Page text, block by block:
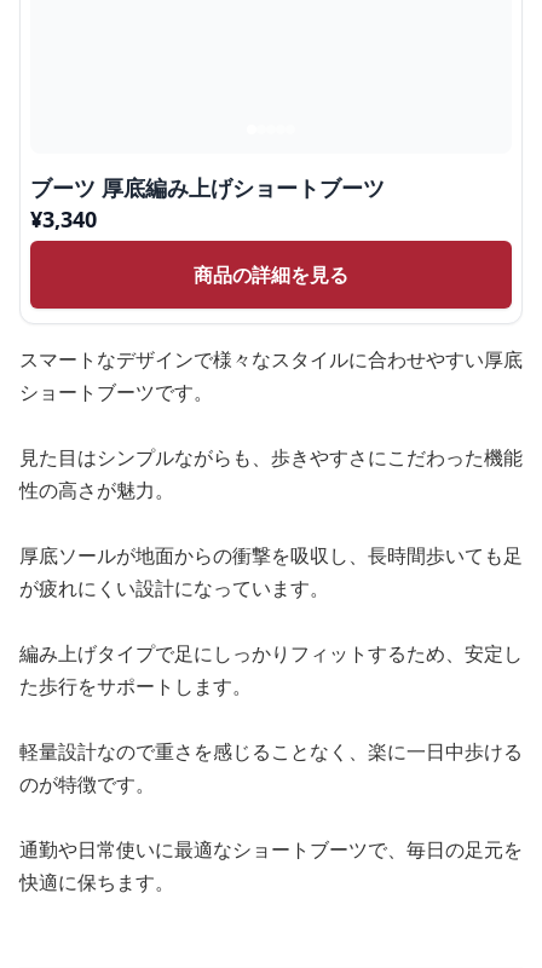
ブーツ 厚底編み上げショートブーツ
¥3,340
商品の詳細を見る
スマートなデザインで様々なスタイルに合わせやすい厚底
ショートブーツです。
見た目はシンプルながらも、歩きやすさにこだわった機能
性の高さが魅力。
厚底ソールが地面からの衝撃を吸収し、長時間歩いても足
が疲れにくい設計になっています。
編み上げタイプで足にしっかりフィットするため、安定し
た歩行をサポートします。
軽量設計なので重さを感じることなく、楽に一日中歩ける
のが特徴です。
通勤や日常使いに最適なショートブーツで、毎日の足元を
快適に保ちます。